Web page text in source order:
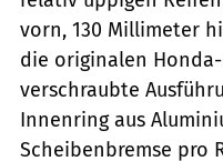
vorn, 130 Millimeter
die originalen
verschraubte
Innenring aus
Scheibenbremse pro